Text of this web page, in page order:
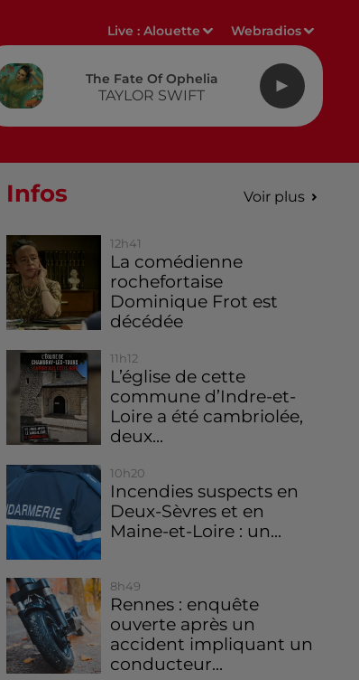
Live :Alouette Webradios
The Fate Of Ophelia
TAYLOR SWIFT
Infos Voir plus
12h41
La comédienne
rochefortaise
Dominique Frot est
décédée
11h12
L’église de cette
commune d’Indre-et-
Loire a été cambriolée,
deux...
10h20
Incendies suspects en
Deux-Sèvres et en
Maine-et-Loire : un...
8h49
Rennes : enquête
ouverte après un
accident impliquant un
conducteur...